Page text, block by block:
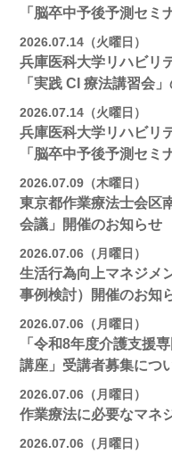
「脳卒中予後予測セミ
2026.07.14（火曜日）
兵庫医科大学リハビリ
「実践 CI 療法講習会
2026.07.14（火曜日）
兵庫医科大学リハビリ
「脳卒中予後予測セミ
2026.07.09（木曜日）
東京都作業療法士会区
会議」開催のお知らせ
2026.07.06（月曜日）
生活行為向上マネジメ
事例検討）開催のお知
2026.07.06（月曜日）
「令和8年度介護支援
講座」受講者募集につ
2026.07.06（月曜日）
作業療法に必要なマネ
2026.07.06（月曜日）